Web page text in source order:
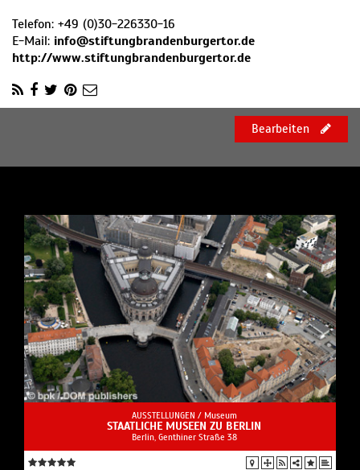
Telefon: +49 (0)30-226330-16
E-Mail: info@stiftungbrandenburgertor.de
http://www.stiftungbrandenburgertor.de
Bearbeiten
AUSSTELLUNGEN / Museum
STAATLICHE MUSEEN ZU BERLIN
Berlin, Genthiner Straße 38